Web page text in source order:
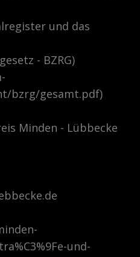
und das
- BZRG)
bzrg/gesamt.pdf)
Minden - Lübbecke
und-